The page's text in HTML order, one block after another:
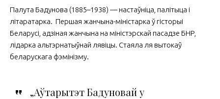
Палута Бадунова (1885–1938) — настаўніца, палітыца і
літаратарка. Першая жанчына-міністарка ў гісторыі
Беларусі, адзіная жанчына на міністэрскай пасадзе БНР,
лідарка альтэрнатыўнай лявіцы. Стаяла ля вытокаў
беларускага фэмінізму.
„Аўтарытэт Бадуновай у